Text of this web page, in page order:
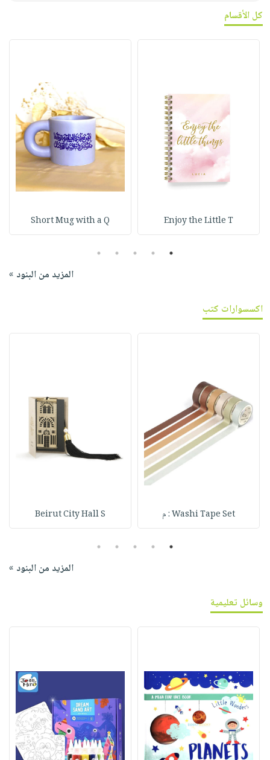
كل الأقسام
Enjoy the Little T
Short Mug with a Q
1
2
3
4
5
المزيد من البنود »
اكسسوارات كتب
Washi Tape Set : م Beirut City Hall S
1
2
3
4
5
المزيد من البنود »
وسائل تعليمية